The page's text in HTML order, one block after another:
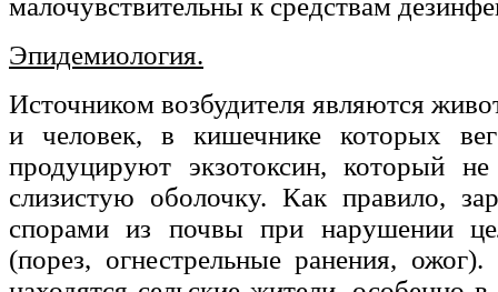
малочувствительны к средствам
Эпидемиология.
Источником возбудителя являются
и человек, в кишечнике которых
продуцируют экзотоксин, который
слизистую оболочку. Как правило,
спорами из почвы при нарушении
(порез, огнестрельные ранения,